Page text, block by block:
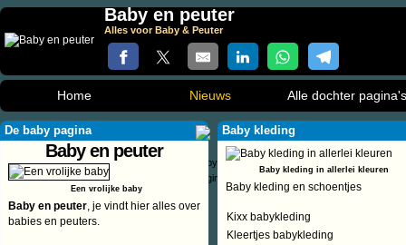
Baby en peuter
Alles voor Baby & Peuter
Home Nieuws Alle dochter pagina's
De baby pagina
Baby en peuter
Een vrolijke baby
Baby en peuter, je vindt hier alles over
babies en peuters.
Baby kleding
Baby kleding in allerlei kleuren
Baby kleding en schoentjes
Kixx babykleding
Kleertjes babykleding